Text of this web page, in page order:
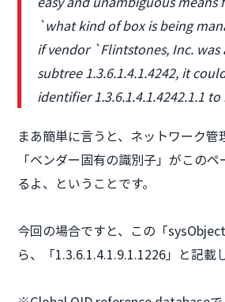
`what kind of box is being
if vendor `Flintstones, Inc. was
subtree 1.3.6.1.4.1.4242, it
identifier 1.3.6.1.4.1.4242.1.1
まあ簡単に言うと、ネットワーク管
「ベンダー固有の識別子」がこの
るよ、ということです。
今回の場合ですと、この「
ら、「1.3.6.1.4.1.9.1.1226」と記載